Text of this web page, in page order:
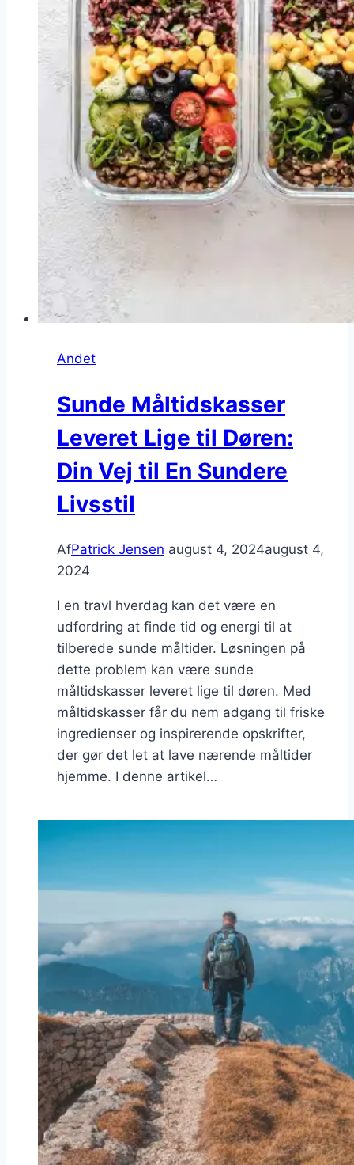
Andet
Sunde Måltidskasser
Leveret Lige til Døren:
Din Vej til En Sundere
Livsstil
AfPatrick Jensen august 4, 2024august 4,
2024
I en travl hverdag kan det være en
udfordring at finde tid og energi til at
tilberede sunde måltider. Løsningen på
dette problem kan være sunde
måltidskasser leveret lige til døren. Med
måltidskasser får du nem adgang til friske
ingredienser og inspirerende opskrifter,
der gør det let at lave nærende måltider
hjemme. I denne artikel…